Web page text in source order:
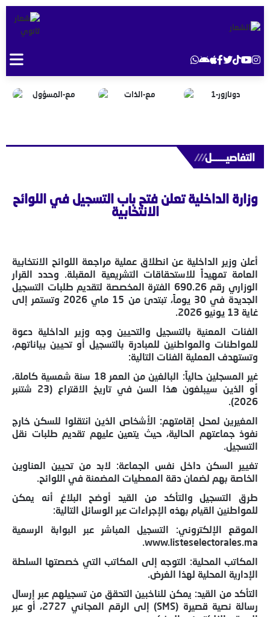
التفاصيــــــل///
وزارة الداخلية تعلن فتح باب التسجيل في اللوائح
الانتخابية
أعلن وزير الداخلية عن انطلاق عملية مراجعة اللوائح الانتخابية
العامة تمهيداً للاستحقاقات التشريعية المقبلة. وحدد القرار
الوزاري رقم 690.26 الفترة المخصصة لتقديم طلبات التسجيل
الجديدة في 30 يوماً، تبتدئ من 15 ماي 2026 وتستمر إلى
غاية 13 يونيو 2026.
الفئات المعنية بالتسجيل والتحيين وجه وزير الداخلية دعوة
للمواطنات والمواطنين للمبادرة بالتسجيل أو تحيين بياناتهم،
وتستهدف العملية الفئات التالية:
غير المسجلين حالياً: البالغين من العمر 18 سنة شمسية كاملة،
أو الذين سيبلغون هذا السن في تاريخ الاقتراع (23 شتنبر
2026).
المغيرين لمحل إقامتهم: الأشخاص الذين انتقلوا للسكن خارج
نفوذ جماعتهم الحالية، حيث يتعين عليهم تقديم طلبات نقل
التسجيل.
تغيير السكن داخل نفس الجماعة: لابد من تحيين العناوين
الخاصة بهم لضمان دقة المعطيات المضمنة في اللوائح.
طرق التسجيل والتأكد من القيد أوضح البلاغ أنه يمكن
للمواطنين القيام بهذه الإجراءات عبر الوسائل التالية:
الموقع الإلكتروني: التسجيل المباشر عبر البوابة الرسمية
www.listeselectorales.ma.
المكاتب المحلية: التوجه إلى المكاتب التي خصصتها السلطة
الإدارية المحلية لهذا الغرض.
التأكد من القيد: يمكن للناخبين التحقق من تسجيلهم عبر إرسال
رسالة نصية قصيرة (SMS) إلى الرقم المجاني 2727، أو عبر